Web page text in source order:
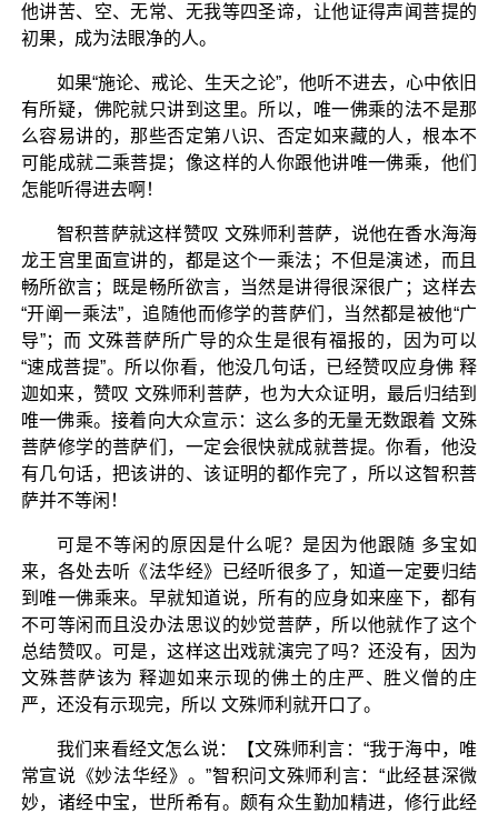
他讲苦、空、无常、无我等四圣谛，让他证得声闻菩提的
初果，成为法眼净的人。
如果“施论、戒论、生天之论”，他听不进去，心中依旧
有所疑，佛陀就只讲到这里。所以，唯一佛乘的法不是那
么容易讲的，那些否定第八识、否定如来藏的人，根本不
可能成就二乘菩提；像这样的人你跟他讲唯一佛乘，他们
怎能听得进去啊！
智积菩萨就这样赞叹 文殊师利菩萨，说他在香水海海
龙王宫里面宣讲的，都是这个一乘法；不但是演述，而且
畅所欲言；既是畅所欲言，当然是讲得很深很广；这样去
“开阐一乘法”，追随他而修学的菩萨们，当然都是被他“广
导”；而 文殊菩萨所广导的众生是很有福报的，因为可以
“速成菩提”。所以你看，他没几句话，已经赞叹应身佛 释
迦如来，赞叹 文殊师利菩萨，也为大众证明，最后归结到
唯一佛乘。接着向大众宣示：这么多的无量无数跟着 文殊
菩萨修学的菩萨们，一定会很快就成就菩提。你看，他没
有几句话，把该讲的、该证明的都作完了，所以这智积菩
萨并不等闲！
可是不等闲的原因是什么呢？是因为他跟随 多宝如
来，各处去听《法华经》已经听很多了，知道一定要归结
到唯一佛乘来。早就知道说，所有的应身如来座下，都有
不可等闲而且没办法思议的妙觉菩萨，所以他就作了这个
总结赞叹。可是，这样这出戏就演完了吗？还没有，因为
文殊菩萨该为 释迦如来示现的佛土的庄严、胜义僧的庄
严，还没有示现完，所以 文殊师利就开口了。
我们来看经文怎么说：【文殊师利言：“我于海中，唯
常宣说《妙法华经》。”智积问文殊师利言：“此经甚深微
妙，诸经中宝，世所希有。颇有众生勤加精进，修行此经